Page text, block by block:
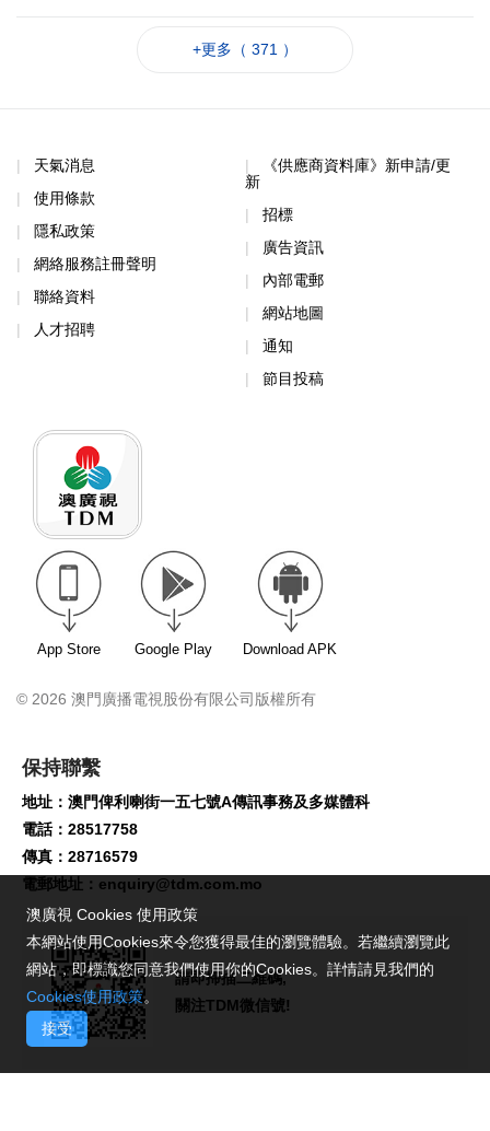
+更多（ 371 ）
天氣消息
使用條款
隱私政策
網絡服務註冊聲明
聯絡資料
人才招聘
《供應商資料庫》新申請/更
新
招標
廣告資訊
內部電郵
網站地圖
通知
節目投稿
App Store Google Play Download APK
© 2026 澳門廣播電視股份有限公司版權所有
保持聯繫
地址：澳門俾利喇街一五七號A傳訊事務及多媒體科
電話：28517758
傳真：28716579
電郵地址： enquiry@tdm.com.mo
請即掃描二維碼,
關注TDM微信號!
澳廣視 Cookies 使用政策
本網站使用Cookies來令您獲得最佳的瀏覽體驗。若繼續瀏覽此
網站，即標識您同意我們使用你的Cookies。詳情請見我們的
Cookies使用政策。
接受